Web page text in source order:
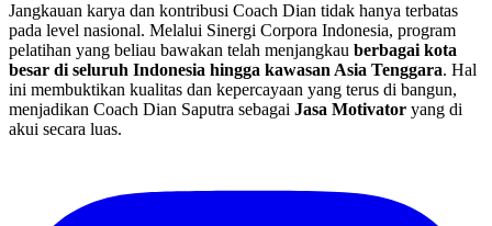
Jangkauan karya dan kontribusi Coach Dian tidak hanya terbatas
pada level nasional. Melalui Sinergi Corpora Indonesia, program
pelatihan yang beliau bawakan telah menjangkau berbagai kota
besar di seluruh Indonesia hingga kawasan Asia Tenggara. Hal
ini membuktikan kualitas dan kepercayaan yang terus di bangun,
menjadikan Coach Dian Saputra sebagai Jasa Motivator yang di
akui secara luas.